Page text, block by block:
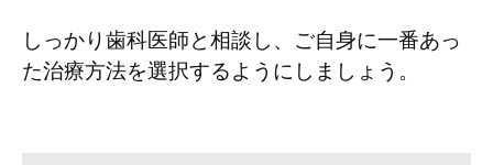
しっかり歯科医師と相談し、ご自身に一番あっ
た治療方法を選択するようにしましょう。